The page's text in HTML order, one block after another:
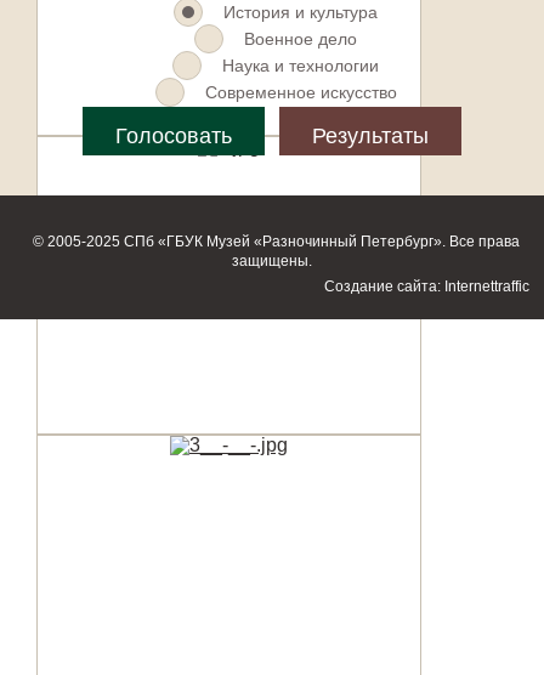
История и культура
Военное дело
Наука и технологии
Современное искусство
© 2005-2025 СПб «ГБУК Музей «Разночинный Петербург». Все права
защищены.
Создание сайта: Internettraffic